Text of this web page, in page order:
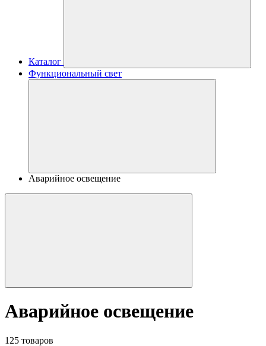
Каталог
Функциональный свет
Аварийное освещение
Аварийное освещение
125 товаров